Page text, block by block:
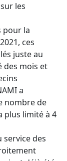
les
pour la
ces
juste au
des mois et
a
nombre de
plus limité à 4
service des